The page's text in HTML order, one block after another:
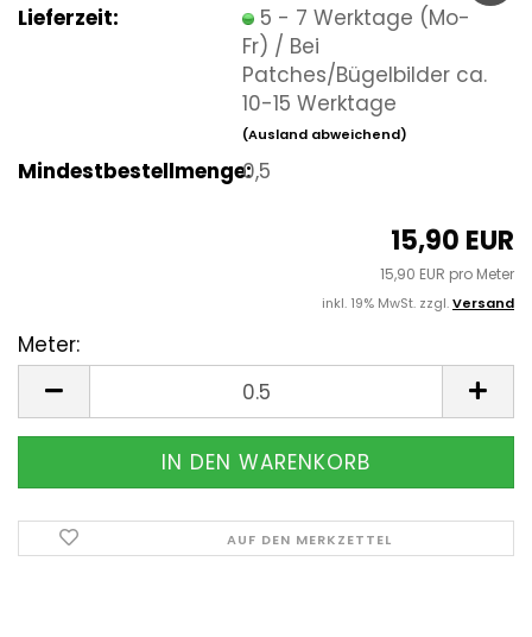
Lieferzeit:
5 - 7 Werktage (Mo-
Fr) / Bei
Patches/Bügelbilder ca.
10-15 Werktage
(Ausland abweichend)
Mindestbestellmenge:0,5
15,90 EUR
15,90 EUR pro Meter
inkl. 19% MwSt. zzgl.Versand
Meter:
AUF DEN MERKZETTEL